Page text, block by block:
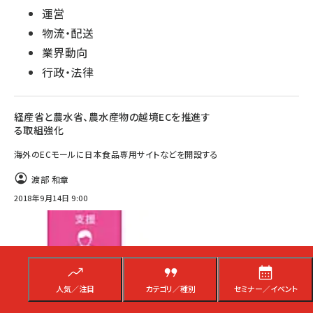
人気／注目 カテゴリ／種別 セミナー／イベント
運営
物流・配送
業界動向
行政・法律
経産省と農水省、農水産物の越境ECを推進す
る取組強化
海外のECモールに日本食品専用サイトなどを開設する
渡部 和章
2018年9月14日 9:00